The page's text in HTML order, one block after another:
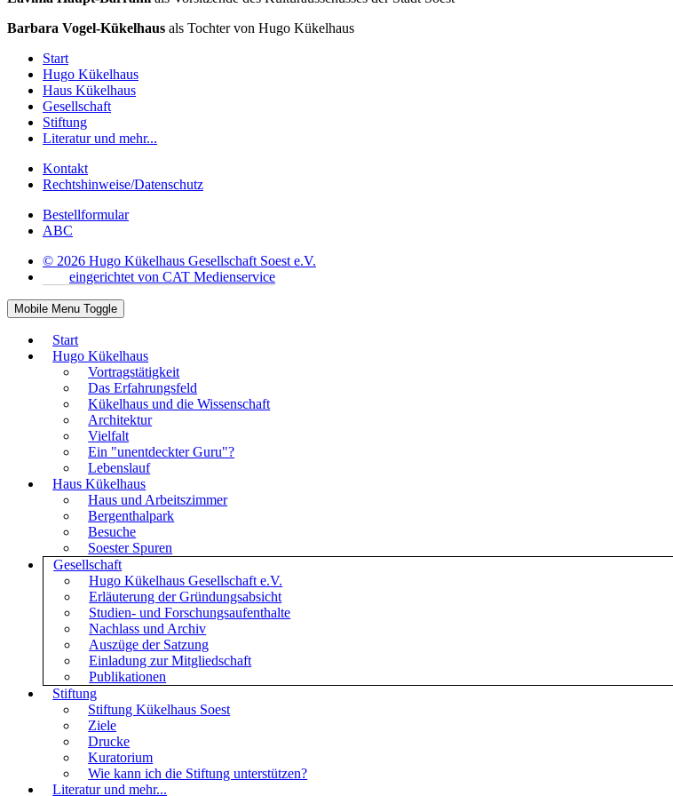
Barbara Vogel-Kükelhaus als Tochter von Hugo Kükelhaus
Start
Hugo Kükelhaus
Haus Kükelhaus
Gesellschaft
Stiftung
Literatur und mehr...
Kontakt
Rechtshinweise/Datenschutz
Bestellformular
ABC
© 2026 Hugo Kükelhaus Gesellschaft Soest e.V.
eingerichtet von CAT Medienservice
Mobile Menu Toggle
Start
Hugo Kükelhaus
Vortragstätigkeit
Das Erfahrungsfeld
Kükelhaus und die Wissenschaft
Architektur
Vielfalt
Ein "unentdeckter Guru"?
Lebenslauf
Haus Kükelhaus
Haus und Arbeitszimmer
Bergenthalpark
Besuche
Soester Spuren
Gesellschaft
Hugo Kükelhaus Gesellschaft e.V.
Erläuterung der Gründungsabsicht
Studien- und Forschungsaufenthalte
Nachlass und Archiv
Auszüge der Satzung
Einladung zur Mitgliedschaft
Publikationen
Stiftung
Stiftung Kükelhaus Soest
Ziele
Drucke
Kuratorium
Wie kann ich die Stiftung unterstützen?
Literatur und mehr...